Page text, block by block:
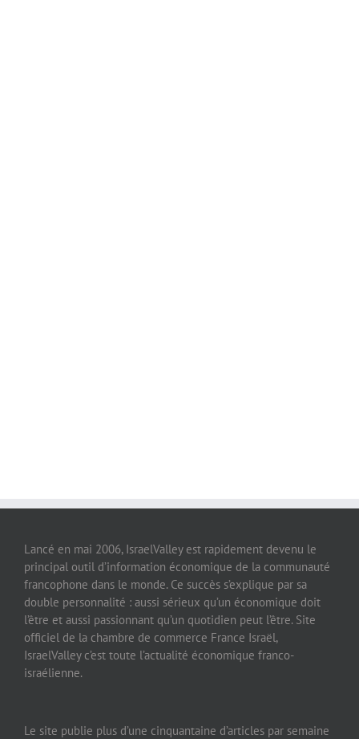
Lancé en mai 2006, IsraelValley est rapidement devenu le
principal outil d’information économique de la communauté
francophone dans le monde. Ce succès s’explique par sa
double personnalité : aussi sérieux qu’un économique doit
l’être et aussi passionnant qu’un quotidien peut l’être. Site
officiel de la chambre de commerce France Israël,
IsraelValley c’est toute l’actualité économique franco-
israélienne.
Le site publie plus d’une cinquantaine d’articles par semaine